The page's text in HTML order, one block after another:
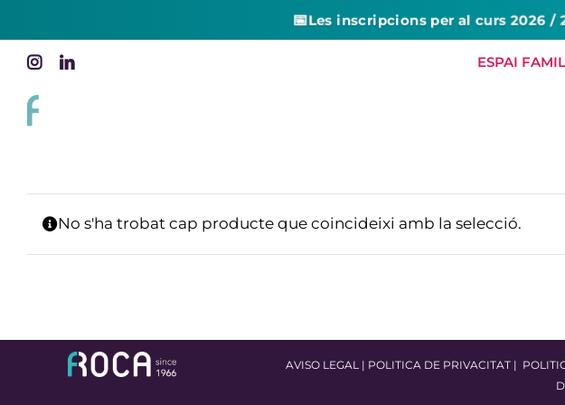
📅Les inscripcions per al curs 2026
content
InstagramLinkedIn ESPAI
No s'ha trobat cap producte que coincideixi amb la selecció.
AVISO LEGAL | POLITICA DE PRIVACITAT |